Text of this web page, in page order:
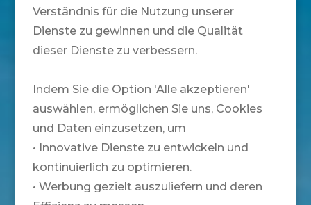
Verständnis für die Nutzung unserer
Dienste zu gewinnen und die Qualität
dieser Dienste zu verbessern.
Indem Sie die Option 'Alle akzeptieren'
auswählen, ermöglichen Sie uns, Cookies
und Daten einzusetzen, um
• Innovative Dienste zu entwickeln und
kontinuierlich zu optimieren.
• Werbung gezielt auszuliefern und deren